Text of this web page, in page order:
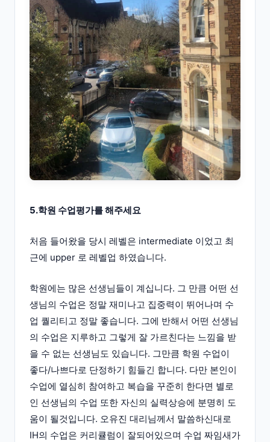
5.학원 수업평가를 해주세요
처음 들어왔을 당시 레벨은 intermediate 이었고 최
근에 upper 로 레벨업 하였습니다.
학원에는 많은 선생님들이 계십니다. 그 만큼 어떤 선
생님의 수업은 정말 재미나고 집중력이 뛰어나며 수
업 퀄리티고 정말 좋습니다. 그에 반해서 어떤 선생님
의 수업은 지루하고 그렇게 잘 가르친다는 느낌을 받
을 수 없는 선생님도 있습니다. 그만큼 학원 수업이
좋다/나쁘다로 단정하기 힘들긴 합니다. 다만 본인이
수업에 열심히 참여하고 복습을 꾸준히 한다면 별로
인 선생님의 수업 또한 자신의 실력상승에 분명히 도
움이 될것입니다. 오유진 대리님께서 말씀하신대로
IH의 수업은 커리큘럼이 잘되어있으며 수업 짜임새가